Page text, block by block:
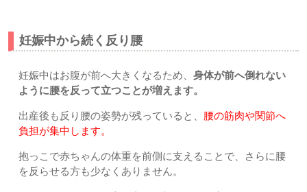
妊娠中から続く反り腰
妊娠中はお腹が前へ大きくなるため、 身体が前へ倒れない
ように腰を反って立つことが増えます。
出産後も反り腰の姿勢が残っていると、 腰の筋肉や関節へ
負担が集中します。
抱っこで赤ちゃんの体重を前側に支えることで、さらに腰
を反らせる方も少なくありません。